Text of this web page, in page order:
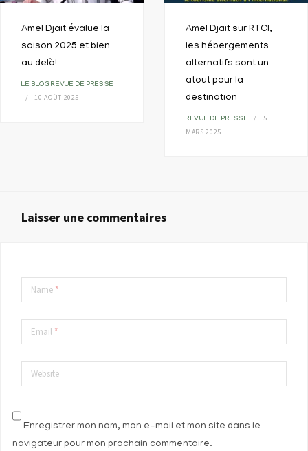
Amel Djait évalue la
saison 2025 et bien
au delà!
LE BLOG REVUE DE PRESSE
10 AOÛT 2025
Amel Djait sur RTCI,
les hébergements
alternatifs sont un
atout pour la
destination
REVUE DE PRESSE
5
MARS 2025
Laisser une commentaires
Name *
Email *
Website
Enregistrer mon nom, mon e-mail et mon site dans le
navigateur pour mon prochain commentaire.